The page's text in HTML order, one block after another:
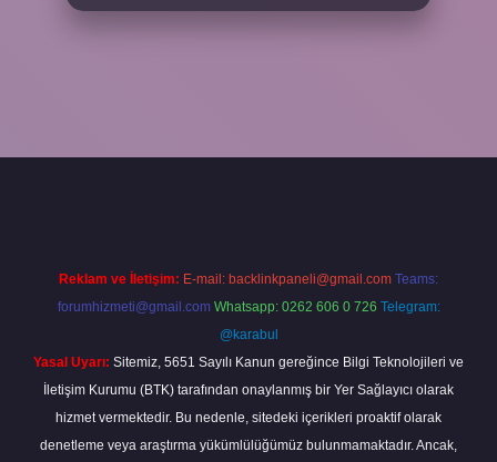
Reklam ve İletişim: E-mail: backlinkpaneli@gmail.com Teams:
forumhizmeti@gmail.com Whatsapp: 0262 606 0 726 Telegram:
@karabul
Yasal Uyarı: Sitemiz, 5651 Sayılı Kanun gereğince Bilgi Teknolojileri ve
İletişim Kurumu (BTK) tarafından onaylanmış bir Yer Sağlayıcı olarak
hizmet vermektedir. Bu nedenle, sitedeki içerikleri proaktif olarak
denetleme veya araştırma yükümlülüğümüz bulunmamaktadır. Ancak,